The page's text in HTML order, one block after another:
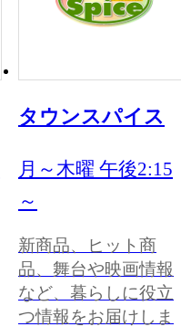
タウンスパイス
月～木曜 午後2:15
～
新商品、ヒット商
品、舞台や映画情報
など、暮らしに役立
つ情報をお届けしま